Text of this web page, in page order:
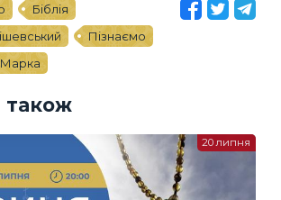
Біблія
Пізнаємо
Марка
також
20 липня